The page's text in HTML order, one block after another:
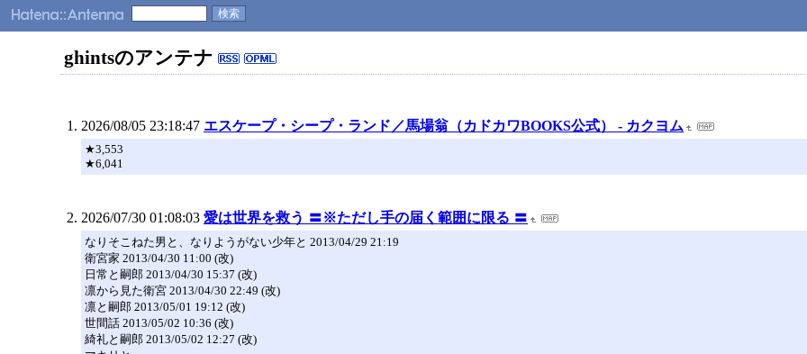
ghintsのアンテナ
2026/08/05 23:18:47 エスケープ・シープ・ランド／馬場翁（カドカワBOOKS公式） - カクヨム
★3,553
★6,041
2026/07/30 01:08:03 愛は世界を救う 〓※ただし手の届く範囲に限る 〓
なりそこねた男と、なりようがない少年と 2013/04/29 21:19
衛宮家 2013/04/30 11:00 (改)
日常と嗣郎 2013/04/30 15:37 (改)
凛から見た衛宮 2013/04/30 22:49 (改)
凛と嗣郎 2013/05/01 19:12 (改)
世間話 2013/05/02 10:36 (改)
綺礼と嗣郎 2013/05/02 12:27 (改)